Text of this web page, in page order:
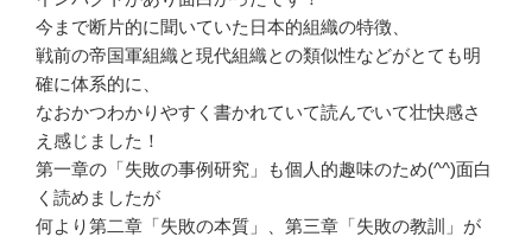
今まで断片的に聞いていた日本的組織の特徴、
戦前の帝国軍組織と現代組織との類似性などがとても明
確に体系的に、
なおかつわかりやすく書かれていて読んでいて壮快感さ
え感じました！
第一章の「失敗の事例研究」も個人的趣味のため(^^)面白
く読めましたが
何より第二章「失敗の本質」、第三章「失敗の教訓」が